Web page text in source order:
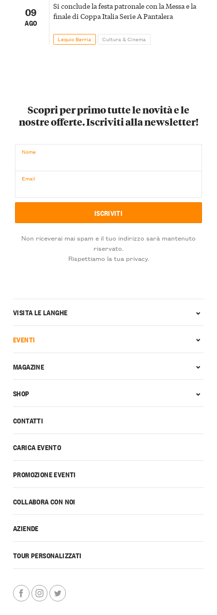
09
AGO
Si conclude la festa patronale con la Messa e la
finale di Coppa Italia Serie A Pantalera
Lequio Berria Cultura & Cinema
Scopri per primo tutte le novità e le
nostre offerte. Iscriviti alla newsletter!
Nome
Email
Non riceverai mai spam e il tuo indirizzo sarà mantenuto
riservato.
Rispettiamo la tua privacy.
CONTATTI
CARICA EVENTO
PROMOZIONE EVENTI
COLLABORA CON NOI
AZIENDE
TOUR PERSONALIZZATI
VISITA LE LANGHE
EVENTI
MAGAZINE
SHOP